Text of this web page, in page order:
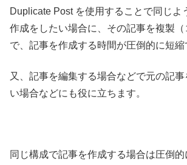
Duplicate Post を使用することで同じよ
作成をしたい場合に、その記事を複製（
で、記事を作成する時間が圧倒的に短縮
又、記事を編集する場合などで元の記
い場合などにも役に立ちます。
同じ構成で記事を作成する場合は圧倒